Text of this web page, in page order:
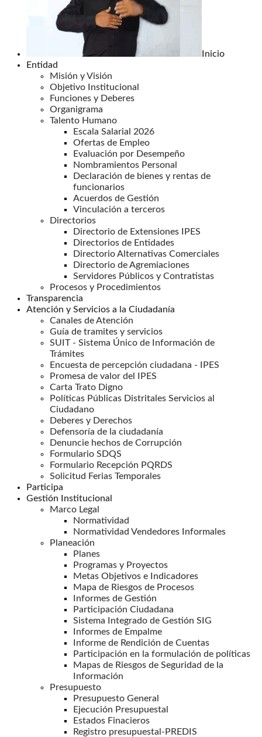
Inicio
Entidad
Misión y Visión
Objetivo Institucional
Funciones y Deberes
Organigrama
Talento Humano
Escala Salarial 2026
Ofertas de Empleo
Evaluación por Desempeño
Nombramientos Personal
Declaración de bienes y rentas de
funcionarios
Acuerdos de Gestión
Vinculación a terceros
Directorios
Directorio de Extensiones IPES
Directorios de Entidades
Directorio Alternativas Comerciales
Directorio de Agremiaciones
Servidores Públicos y Contratistas
Procesos y Procedimientos
Transparencia
Atención y Servicios a la Ciudadanía
Canales de Atención
Guía de tramites y servicios
SUIT - Sistema Único de Información de
Trámites
Encuesta de percepción ciudadana - IPES
Promesa de valor del IPES
Carta Trato Digno
Políticas Públicas Distritales Servicios al
Ciudadano
Deberes y Derechos
Defensoría de la ciudadanía
Denuncie hechos de Corrupción
Formulario SDQS
Formulario Recepción PQRDS
Solicitud Ferias Temporales
Participa
Gestión Institucional
Marco Legal
Normatividad
Normatividad Vendedores Informales
Planeación
Planes
Programas y Proyectos
Metas Objetivos e Indicadores
Mapa de Riesgos de Procesos
Informes de Gestión
Participación Ciudadana
Sistema Integrado de Gestión SIG
Informes de Empalme
Informe de Rendición de Cuentas
Participación en la formulación de políticas
Mapas de Riesgos de Seguridad de la
Información
Presupuesto
Presupuesto General
Ejecución Presupuestal
Estados Finacieros
Registro presupuestal-PREDIS